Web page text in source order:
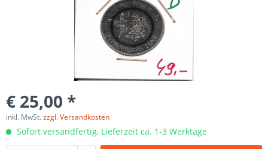
€ 25,00 *
inkl. MwSt.zzgl. Versandkosten
Sofort versandfertig, Lieferzeit ca. 1-3 Werktage